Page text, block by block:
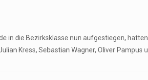
in die Bezirksklasse nun aufgestiegen,
Kress, Sebastian Wagner, Oliver Pampus